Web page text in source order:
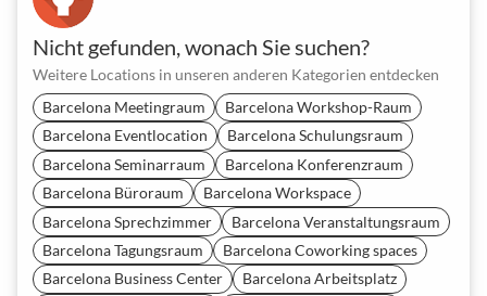
Nicht gefunden, wonach Sie suchen?
Weitere Locations in unseren anderen Kategorien entdecken
Barcelona Meetingraum
Barcelona Workshop-Raum
Barcelona Eventlocation
Barcelona Schulungsraum
Barcelona Seminarraum
Barcelona Konferenzraum
Barcelona Büroraum
Barcelona Workspace
Barcelona Sprechzimmer
Barcelona Veranstaltungsraum
Barcelona Tagungsraum
Barcelona Coworking spaces
Barcelona Business Center
Barcelona Arbeitsplatz